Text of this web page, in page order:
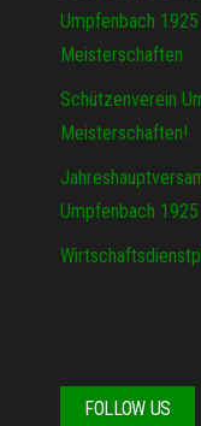
Umpfenbach
Meisterschaften
Schützenverein
Meisterschaften!
Umpfenbach 1925
FOLLOW US